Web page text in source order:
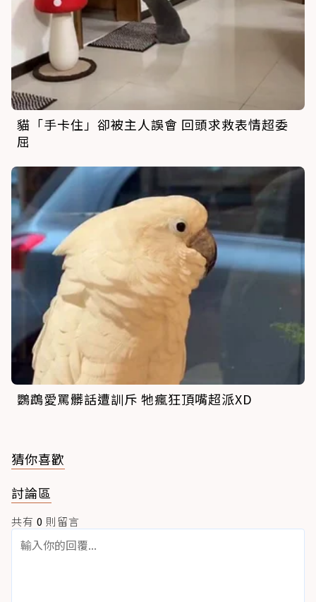
貓「手卡住」卻被主人誤會 回頭求救表情超委
屈
鸚鵡愛罵髒話遭訓斥 牠瘋狂頂嘴超派XD
猜你喜歡
討論區
共有 0 則留言